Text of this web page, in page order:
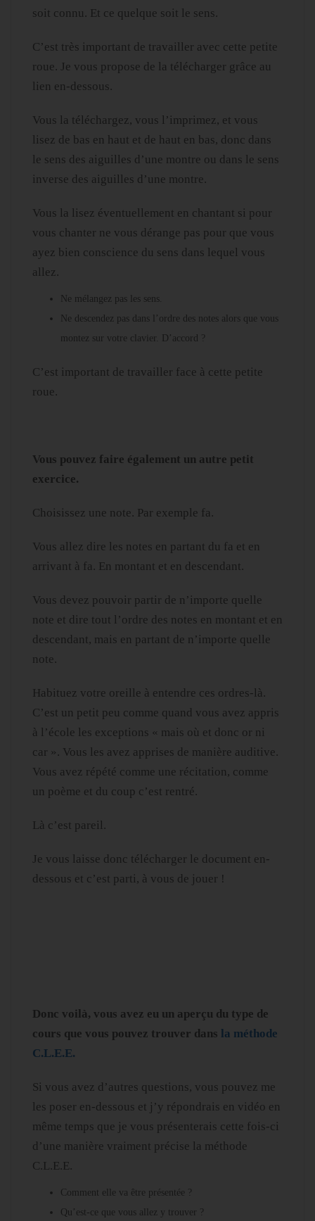
soit connu. Et ce quelque soit le sens.
C’est très important de travailler avec cette petite
roue. Je vous propose de la télécharger grâce au
lien en-dessous.
Vous la téléchargez, vous l’imprimez, et vous
lisez de bas en haut et de haut en bas, donc dans
le sens des aiguilles d’une montre ou dans le sens
inverse des aiguilles d’une montre.
Vous la lisez éventuellement en chantant si pour
vous chanter ne vous dérange pas pour que vous
ayez bien conscience du sens dans lequel vous
allez.
Ne mélangez pas les sens.
Ne descendez pas dans l’ordre des notes alors que vous
montez sur votre clavier. D’accord ?
C’est important de travailler face à cette petite
roue.
Vous pouvez faire également un autre petit
exercice.
Choisissez une note. Par exemple fa.
Vous allez dire les notes en partant du fa et en
arrivant à fa. En montant et en descendant.
Vous devez pouvoir partir de n’importe quelle
note et dire tout l’ordre des notes en montant et en
descendant, mais en partant de n’importe quelle
note.
Habituez votre oreille à entendre ces ordres-là.
C’est un petit peu comme quand vous avez appris
à l’école les exceptions « mais où et donc or ni
car ». Vous les avez apprises de manière auditive.
Vous avez répété comme une récitation, comme
un poème et du coup c’est rentré.
Là c’est pareil.
Je vous laisse donc télécharger le document en-
dessous et c’est parti, à vous de jouer !
Donc voilà, vous avez eu un aperçu du type de
cours que vous pouvez trouver dans la méthode
C.L.E.E.
Si vous avez d’autres questions, vous pouvez me
les poser en-dessous et j’y répondrais en vidéo en
même temps que je vous présenterais cette fois-ci
d’une manière vraiment précise la méthode
C.L.E.E.
Comment elle va être présentée ?
Qu’est-ce que vous allez y trouver ?